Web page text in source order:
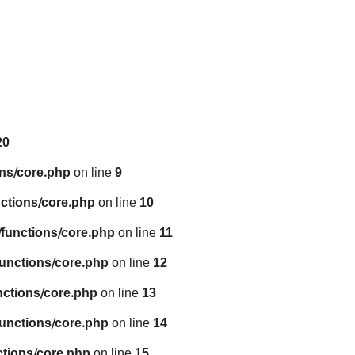
core.php on line 9
core.php on line 10
core.php on line 11
core.php on line 12
core.php on line 13
core.php on line 14